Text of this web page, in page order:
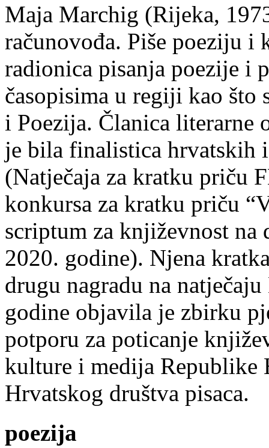
Maja Marchig (Rijeka,
računovođa. Piše poeziju i
radionica pisanja poezije i
časopisima u regiji kao što
i Poezija. Članica literarne
je bila finalistica hrvatskih
(Natječaja za kratku priču
konkursa za kratku priču
scriptum za književnost na
2020. godine). Njena
drugu nagradu na
godine objavila je zbirku
potporu za poticanje
kulture i medija Republike
Hrvatskog društva pisaca.
poezija